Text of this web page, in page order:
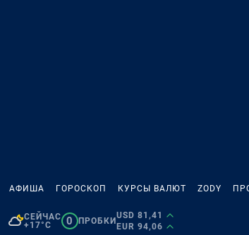
АФИША ГОРОСКОП КУРСЫ ВАЛЮТ ZODY
СЕЙЧАС
+17°C
0 ПРОБКИ
USD 81,41
EUR 94,06